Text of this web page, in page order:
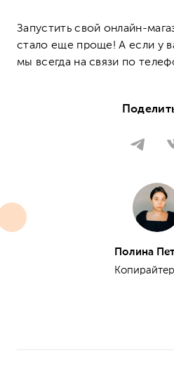
Запустить свой онлайн-
стало еще проще! А если у
мы всегда на связи по
Полина